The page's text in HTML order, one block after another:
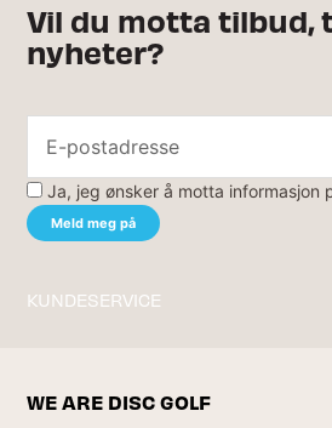
Vil du motta tilbud,
nyheter?
Ja, jeg ønsker å motta informasjon
KUNDESERVICE
WE ARE DISC GOLF